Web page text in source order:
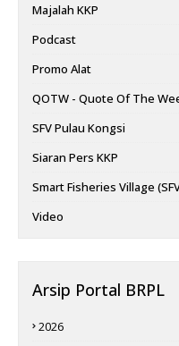
Majalah KKP
Podcast
Promo Alat
QOTW - Quote Of The
SFV Pulau Kongsi
Siaran Pers KKP
Smart Fisheries Village
Video
Arsip Portal BRPL
2026